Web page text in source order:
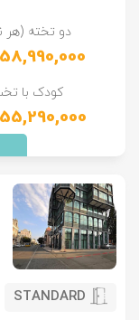
دو تخته (هر
58,990,000
کودک با
55,290,000
STANDARD